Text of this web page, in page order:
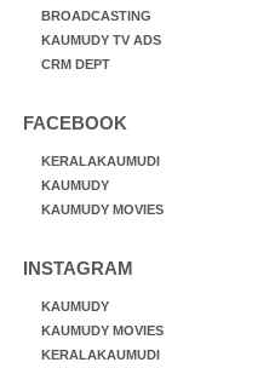
BROADCASTING
KAUMUDY TV ADS
CRM DEPT
FACEBOOK
KERALAKAUMUDI
KAUMUDY
KAUMUDY MOVIES
INSTAGRAM
KAUMUDY
KAUMUDY MOVIES
KERALAKAUMUDI